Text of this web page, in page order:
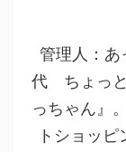
管理人：
代 ちょっと
っちゃん』
トショッ